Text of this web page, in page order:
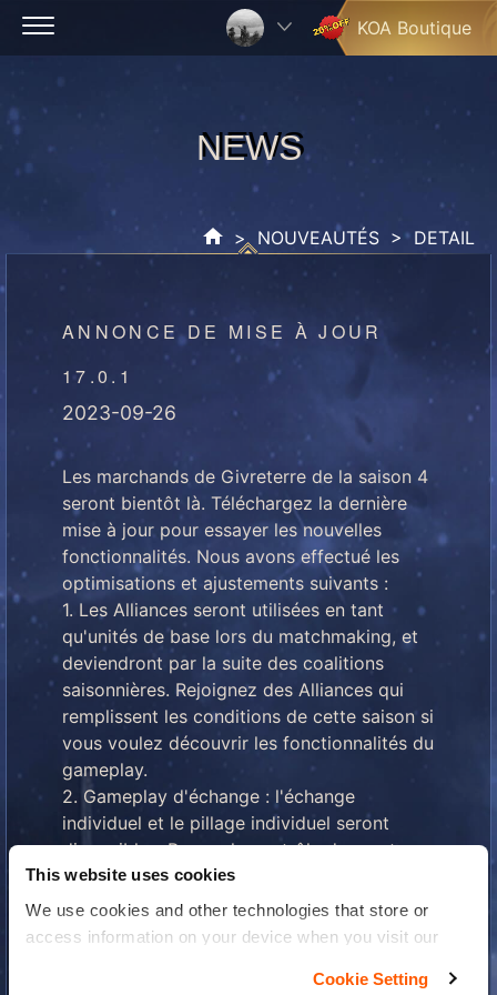
This website uses cookies
We use cookies and other technologies that store or
access information on your device when you visit our
information about the use of your personal data in our
Cookie Setting
Skip
KOA Boutique
NEWS
NEWS
> NOUVEAUTÉS > DETAIL
ANNONCE DE MISE À JOUR
17.0.1
2023-09-26
Les marchands de Givreterre de la saison 4
seront bientôt là. Téléchargez la dernière
mise à jour pour essayer les nouvelles
fonctionnalités. Nous avons effectué les
optimisations et ajustements suivants :
1. Les Alliances seront utilisées en tant
qu'unités de base lors du matchmaking, et
deviendront par la suite des coalitions
saisonnières. Rejoignez des Alliances qui
remplissent les conditions de cette saison si
vous voulez découvrir les fonctionnalités du
gameplay.
2. Gameplay d'échange : l'échange
individuel et le pillage individuel seront
disponibles. Prenez le contrôle des routes
commerciales et gagnez des pièces de
volcan et d'autres cadeaux.
3. Tous les châteaux ont des objets qui
volcan. Une fois qu'une coalition occupe un